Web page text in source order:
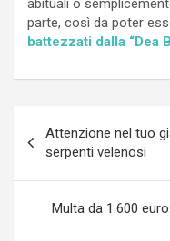
abituali o
parte, così da poter
battezzati dalla “Dea
articoli
Attenzione nel tuo
serpenti velenosi
Multa da 1.600